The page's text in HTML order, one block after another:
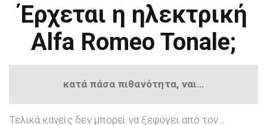
Έρχεται η ηλεκτρική
Alfa Romeo Tonale;
κατά πάσα πιθανότητα, ναι…
Τελικά κανείς δεν μπορεί να ξεφύγει από τον…